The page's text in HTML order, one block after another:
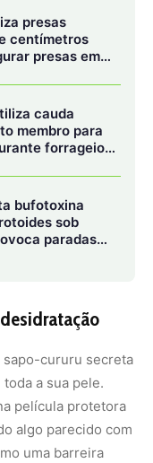
cururu secreta
toda a sua pele.
película protetora
algo parecido com
uma barreira
que o animal
e, por isso, eles
enorme em
mínima necessária